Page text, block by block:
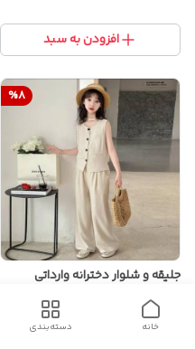
افزودن به سبد
%8
جلیقه و شلوار دخترانه وارداتی
اورجینال | ست مجلسی و شیک با
پارچه باکیفیت و طراحی خاص
۲٬۱۹۵٬۰۰۰ ۲٬۳۸۷٬۰۰۰دسته‌بندی خانه